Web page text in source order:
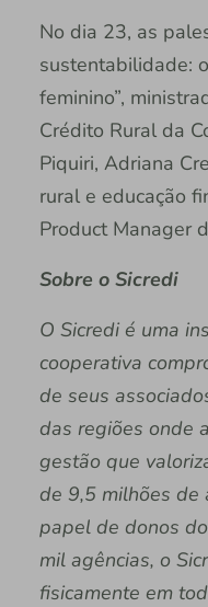
No dia 23, as
sustentabilidade:
feminino”,
Crédito Rural da
Piquiri, Adriana
rural e educação
Product Manager
Sobre o Sicredi
O Sicredi é uma
cooperativa
de seus
das regiões onde
gestão que
de 9,5 milhões de
papel de donos
mil agências, o
fisicamente em